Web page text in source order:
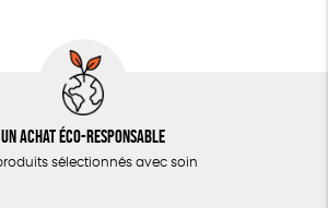
Un achat éco-responsable
sélectionnés avec soin